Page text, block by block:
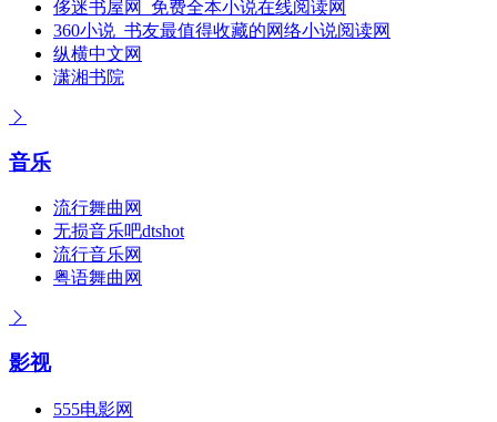
侈迷书屋网_免费全本小说在线阅读网
360小说_书友最值得收藏的网络小说阅读网
纵横中文网
潇湘书院
音乐
流行舞曲网
无损音乐吧dtshot
流行音乐网
粤语舞曲网
影视
555电影网